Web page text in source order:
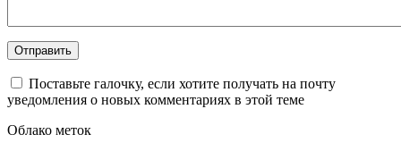
Поставьте галочку, если хотите получать на почту
уведомления о новых комментариях в этой теме
Облако меток